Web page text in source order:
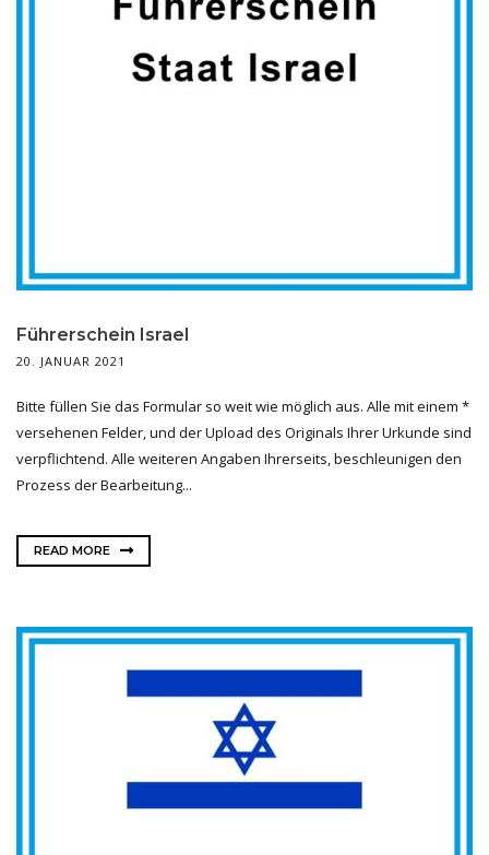
Führerschein Israel
20. JANUAR 2021
Bitte füllen Sie das Formular so weit wie möglich aus. Alle mit einem *
versehenen Felder, und der Upload des Originals Ihrer Urkunde sind
verpflichtend. Alle weiteren Angaben Ihrerseits, beschleunigen den
Prozess der Bearbeitung...
READ MORE